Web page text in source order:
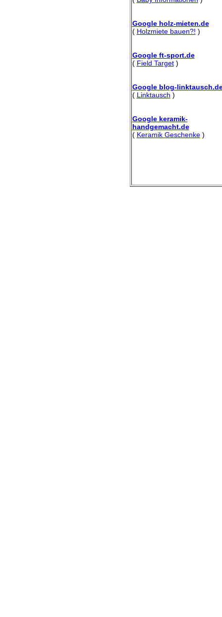
Google holz-mieten.de
( Holzmiete bauen?! )
Google ft-sport.de
( Field Target)
Google blog-
( Linktausch )
Google keramik-
handgemacht.de
( Keramik Geschenke)